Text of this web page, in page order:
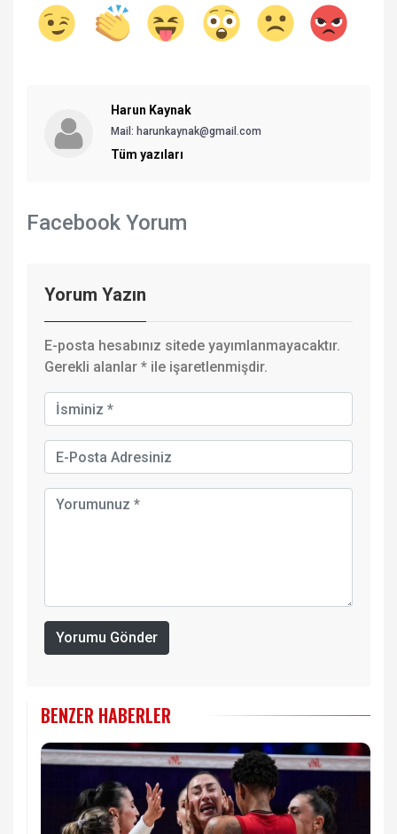
Harun Kaynak
Mail: harunkaynak@gmail.com
Tüm yazıları
Facebook Yorum
Yorum Yazın
E-posta hesabınız sitede yayımlanmayacaktır.
Gerekli alanlar * ile işaretlenmişdir.
Yorumu Gönder
BENZER HABERLER